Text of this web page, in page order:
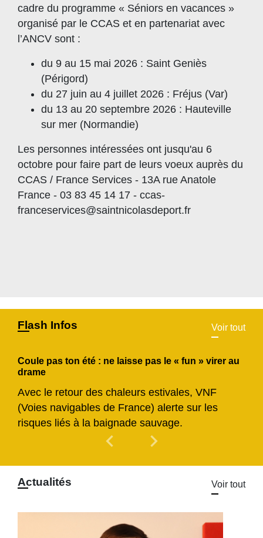
cadre du programme « Séniors en vacances »
organisé par le CCAS et en partenariat avec
l’ANCV sont :
du 9 au 15 mai 2026 : Saint Geniès
(Périgord)
du 27 juin au 4 juillet 2026 : Fréjus (Var)
du 13 au 20 septembre 2026 : Hauteville
sur mer (Normandie)
Les personnes intéressées ont jusqu'au 6
octobre pour faire part de leurs voeux auprès du
CCAS / France Services - 13A rue Anatole
France - 03 83 45 14 17 - ccas-
franceservices@saintnicolasdeport.fr
Flash Infos Voir tout
Coule pas ton été : ne laisse pas le « fun » virer au
drame
Avec le retour des chaleurs estivales, VNF
(Voies navigables de France) alerte sur les
risques liés à la baignade sauvage.
chevron_left Previous
chevron_right
Actualités Voir tout